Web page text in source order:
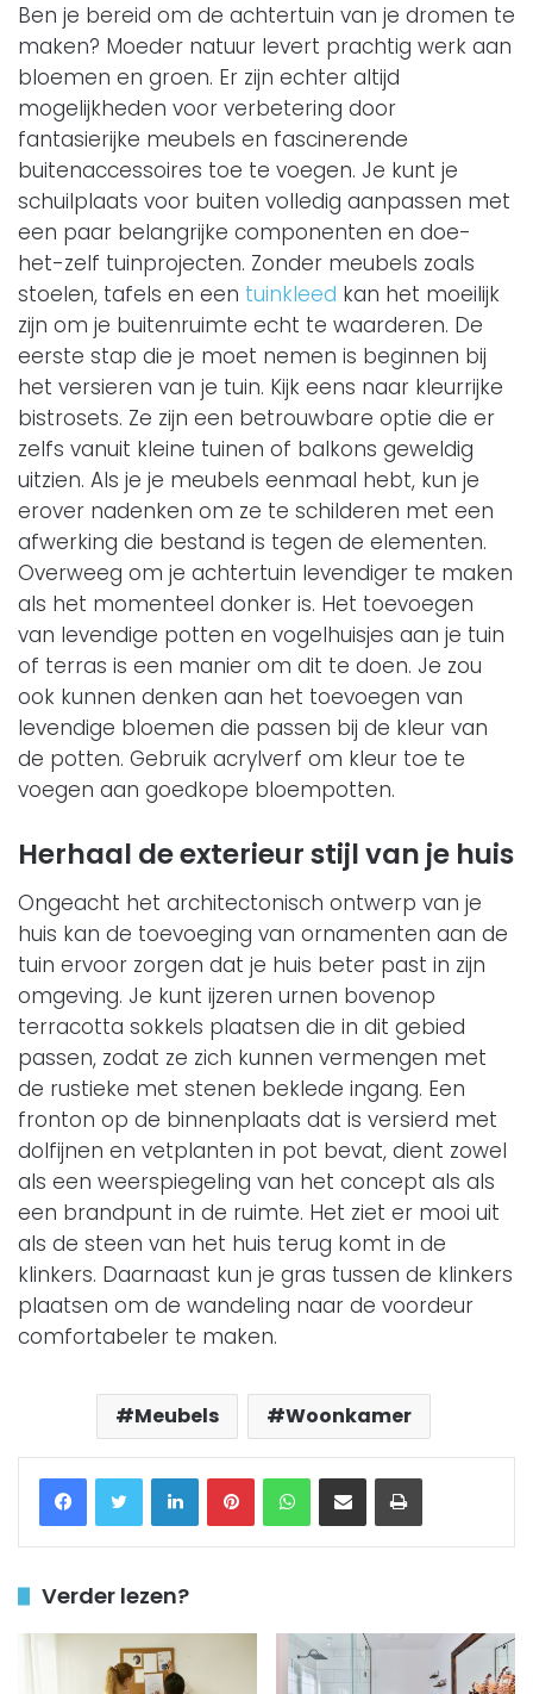
Ben je bereid om de achtertuin van je dromen te
maken? Moeder natuur levert prachtig werk aan
bloemen en groen. Er zijn echter altijd
mogelijkheden voor verbetering door
fantasierijke meubels en fascinerende
buitenaccessoires toe te voegen. Je kunt je
schuilplaats voor buiten volledig aanpassen met
een paar belangrijke componenten en doe-
het-zelf tuinprojecten. Zonder meubels zoals
stoelen, tafels en een tuinkleed kan het moeilijk
zijn om je buitenruimte echt te waarderen. De
eerste stap die je moet nemen is beginnen bij
het versieren van je tuin. Kijk eens naar kleurrijke
bistrosets. Ze zijn een betrouwbare optie die er
zelfs vanuit kleine tuinen of balkons geweldig
uitzien. Als je je meubels eenmaal hebt, kun je
erover nadenken om ze te schilderen met een
afwerking die bestand is tegen de elementen.
Overweeg om je achtertuin levendiger te maken
als het momenteel donker is. Het toevoegen
van levendige potten en vogelhuisjes aan je tuin
of terras is een manier om dit te doen. Je zou
ook kunnen denken aan het toevoegen van
levendige bloemen die passen bij de kleur van
de potten. Gebruik acrylverf om kleur toe te
voegen aan goedkope bloempotten.
Herhaal de exterieur stijl van je huis
Ongeacht het architectonisch ontwerp van je
huis kan de toevoeging van ornamenten aan de
tuin ervoor zorgen dat je huis beter past in zijn
omgeving. Je kunt ijzeren urnen bovenop
terracotta sokkels plaatsen die in dit gebied
passen, zodat ze zich kunnen vermengen met
de rustieke met stenen beklede ingang. Een
fronton op de binnenplaats dat is versierd met
dolfijnen en vetplanten in pot bevat, dient zowel
als een weerspiegeling van het concept als als
een brandpunt in de ruimte. Het ziet er mooi uit
als de steen van het huis terug komt in de
klinkers. Daarnaast kun je gras tussen de klinkers
plaatsen om de wandeling naar de voordeur
comfortabeler te maken.
Meubels Woonkamer
FacebookTwitter LinkedInPinterestWhatsApp
Delen via Email Printen
Verder lezen?